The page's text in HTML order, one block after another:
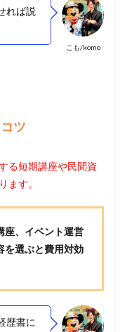
こも/komo
れば説
ツ
る短期講座や民間資
ます。
座、イベント運営
を選ぶと費用対効
歴書に